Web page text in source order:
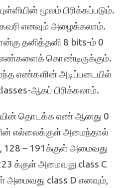
மூலம் பிரிக்கப்படும்.
எனவும் அழைக்கலாம்.
தனித்தனி 8 bits-ம் 0
எண்களைக் கொண்டிருக்கும்.
எண்களின் அடிப்படையில்
ஆகப் பிரிக்கலாம்.
தொடக்க எண் ஆனது 0
எல்லைக்குள் அமைந்தால்
– 191க்குள் அமைவது
க்குள் அமைவது class C
அமைவது class D எனவும்,